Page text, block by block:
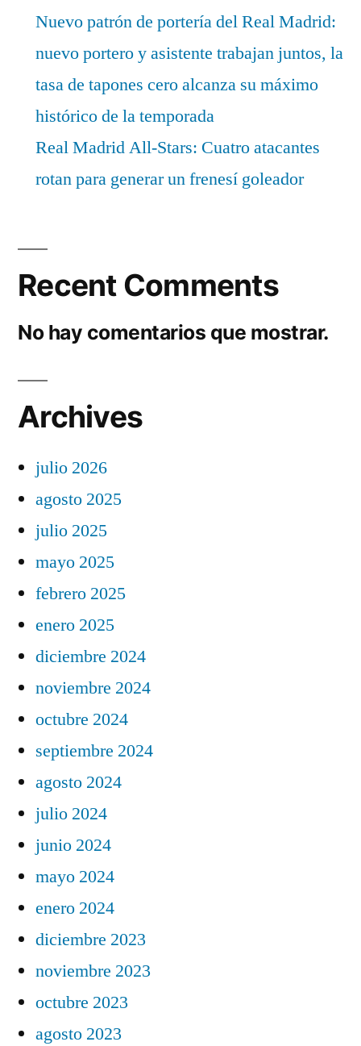
Nuevo patrón de portería del Real Madrid:
nuevo portero y asistente trabajan juntos, la
tasa de tapones cero alcanza su máximo
histórico de la temporada
Real Madrid All-Stars: Cuatro atacantes
rotan para generar un frenesí goleador
Recent Comments
No hay comentarios que mostrar.
Archives
julio 2026
agosto 2025
julio 2025
mayo 2025
febrero 2025
enero 2025
diciembre 2024
noviembre 2024
octubre 2024
septiembre 2024
agosto 2024
julio 2024
junio 2024
mayo 2024
enero 2024
diciembre 2023
noviembre 2023
octubre 2023
agosto 2023